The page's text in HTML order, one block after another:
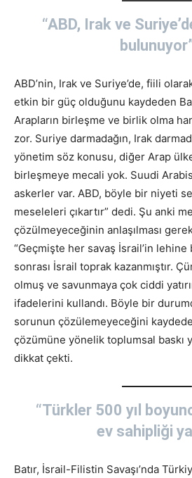
“ABD, Irak ve
ABD’nin, Irak ve Suriye’de, fiili
etkin bir güç olduğunu kaydeden
Arapların birleşme ve birlik olma
zor. Suriye darmadağın, Irak
yönetim söz konusu, diğer Arap
birleşmeye mecali yok. Suudi
askerler var. ABD, böyle bir niyeti
meseleleri çıkartır” dedi. Şu anki
çözülmeyeceğinin anlaşılması
“Geçmişte her savaş İsrail’in
sonrası İsrail toprak kazanmıştır.
olmuş ve savunmaya çok ciddi
ifadelerini kullandı. Böyle bir
sorunun çözülemeyeceğini
çözümüne yönelik toplumsal baskı
dikkat çekti.
“Türkler 500 yıl
ev sahipliği
Batır, İsrail-Filistin Savaşı’nda